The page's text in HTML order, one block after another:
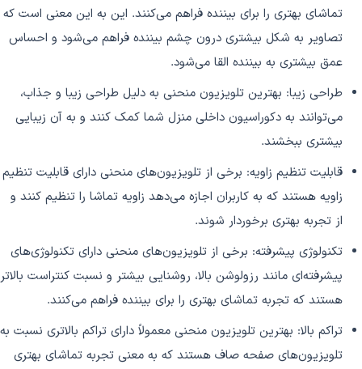
تماشای بهتری را برای بیننده فراهم می‌کنند. این به این معنی است که
تصاویر به شکل بیشتری درون چشم بیننده فراهم می‌شود و احساس
عمق بیشتری به بیننده القا می‌شود.
طراحی زیبا: بهترین تلویزیون منحنی به دلیل طراحی زیبا و جذاب،
می‌توانند به دکوراسیون داخلی منزل شما کمک کنند و به آن زیبایی
بیشتری ببخشند.
قابلیت تنظیم زاویه: برخی از تلویزیون‌های منحنی دارای قابلیت تنظیم
زاویه هستند که به کاربران اجازه می‌دهد زاویه تماشا را تنظیم کنند و
از تجربه بهتری برخوردار شوند.
تکنولوژی پیشرفته: برخی از تلویزیون‌های منحنی دارای تکنولوژی‌های
پیشرفته‌ای مانند رزولوشن بالا، روشنایی بیشتر و نسبت کنتراست بالاتر
هستند که تجربه تماشای بهتری را برای بیننده فراهم می‌کنند.
تراکم بالا: بهترین تلویزیون منحنی معمولاً دارای تراکم بالاتری نسبت به
تلویزیون‌های صفحه صاف هستند که به معنی تجربه تماشای بهتری